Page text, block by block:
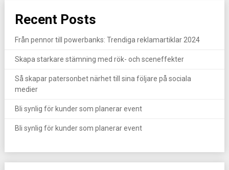
Recent Posts
Från pennor till powerbanks: Trendiga reklamartiklar 2024
Skapa starkare stämning med rök- och sceneffekter
Så skapar patersonbet närhet till sina följare på sociala
medier
Bli synlig för kunder som planerar event
Bli synlig för kunder som planerar event